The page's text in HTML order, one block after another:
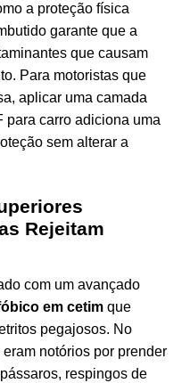
a proteção física
garante que a
que causam
Para motoristas que
aplicar uma camada
para carro adiciona uma
sem alterar a
Rejeitam
com um avançado
em cetim que
pegajosos. No
notórios por prender
respingos de